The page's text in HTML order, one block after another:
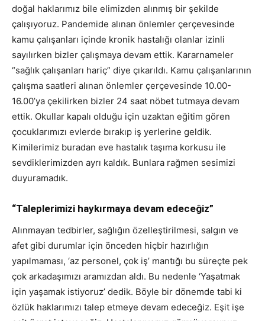
doğal haklarımız bile elimizden alınmış bir şekilde
çalışıyoruz. Pandemide alınan önlemler çerçevesinde
kamu çalışanları içinde kronik hastalığı olanlar izinli
sayılırken bizler çalışmaya devam ettik. Kararnameler
“sağlık çalışanları hariç” diye çıkarıldı. Kamu çalışanlarının
çalışma saatleri alınan önlemler çerçevesinde 10.00-
16.00’ya çekilirken bizler 24 saat nöbet tutmaya devam
ettik. Okullar kapalı olduğu için uzaktan eğitim gören
çocuklarımızı evlerde bırakıp iş yerlerine geldik.
Kimilerimiz buradan eve hastalık taşıma korkusu ile
sevdiklerimizden ayrı kaldık. Bunlara rağmen sesimizi
duyuramadık.
“Taleplerimizi haykırmaya devam edeceğiz”
Alınmayan tedbirler, sağlığın özelleştirilmesi, salgın ve
afet gibi durumlar için önceden hiçbir hazırlığın
yapılmaması, ‘az personel, çok iş’ mantığı bu süreçte pek
çok arkadaşımızı aramızdan aldı. Bu nedenle ‘Yaşatmak
için yaşamak istiyoruz’ dedik. Böyle bir dönemde tabi ki
özlük haklarımızı talep etmeye devam edeceğiz. Eşit işe